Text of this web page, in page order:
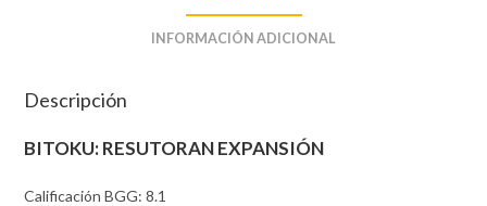
INFORMACIÓN ADICIONAL
Descripción
BITOKU: RESUTORAN EXPANSIÓN
Calificación BGG: 8.1